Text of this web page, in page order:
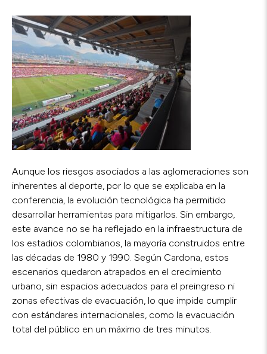
Aunque los riesgos asociados a las aglomeraciones son
inherentes al deporte, por lo que se explicaba en la
conferencia, la evolución tecnológica ha permitido
desarrollar herramientas para mitigarlos. Sin embargo,
este avance no se ha reflejado en la infraestructura de
los estadios colombianos, la mayoría construidos entre
las décadas de 1980 y 1990. Según Cardona, estos
escenarios quedaron atrapados en el crecimiento
urbano, sin espacios adecuados para el preingreso ni
zonas efectivas de evacuación, lo que impide cumplir
con estándares internacionales, como la evacuación
total del público en un máximo de tres minutos.